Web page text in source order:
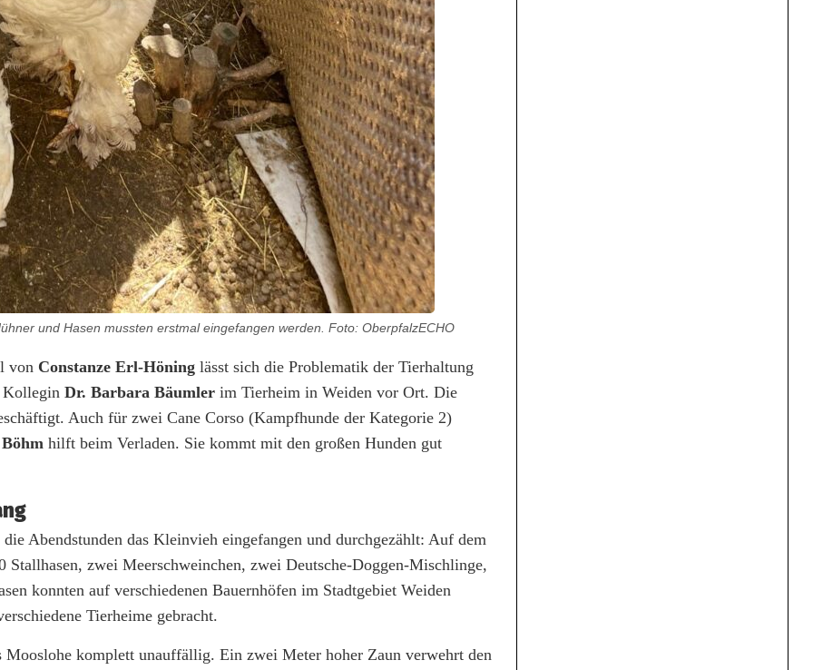
und Hasen mussten erstmal eingefangen werden. Foto: OberpfalzECHO
von Constanze Erl-Höning lässt sich die Problematik der Tierhaltung
Kollegin Dr. Barbara Bäumler im Tierheim in Weiden vor Ort. Die
Auch für zwei Cane Corso (Kampfhunde der Kategorie 2)
hilft beim Verladen. Sie kommt mit den großen Hunden gut
Abendstunden das Kleinvieh eingefangen und durchgezählt: Auf dem
zwei Meerschweinchen, zwei Deutsche-Doggen-Mischlinge,
konnten auf verschiedenen Bauernhöfen im Stadtgebiet Weiden
Tierheime gebracht.
Mooslohe komplett unauffällig. Ein zwei Meter hoher Zaun verwehrt den